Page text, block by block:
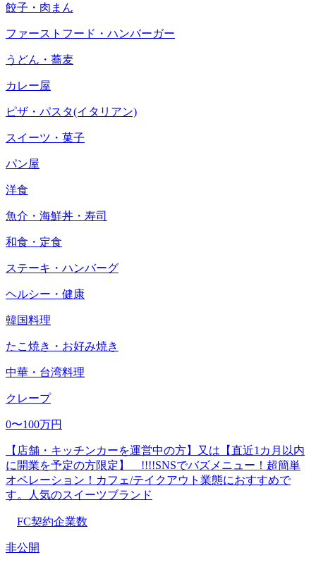
餃子・肉まん
ファーストフード・ハンバーガー
うどん・蕎麦
カレー屋
ピザ・パスタ(イタリアン)
スイーツ・菓子
パン屋
洋食
魚介・海鮮丼・寿司
和食・定食
ステーキ・ハンバーグ
ヘルシー・健康
韓国料理
たこ焼き・お好み焼き
中華・台湾料理
クレープ
0〜100万円
【店舗・キッチンカーを運営中の方】又は【直近1カ月以内
に開業を予定の方限定】 !!!!SNSでバズメニュー！超簡単
オペレーション！カフェ/テイクアウト業態におすすめで
す。人気のスイーツブランド
FC契約企業数
非公開